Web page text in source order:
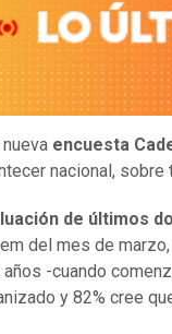
nueva encuesta
nacional, sobre
de últimos
del mes de
-cuando
y 82% cree